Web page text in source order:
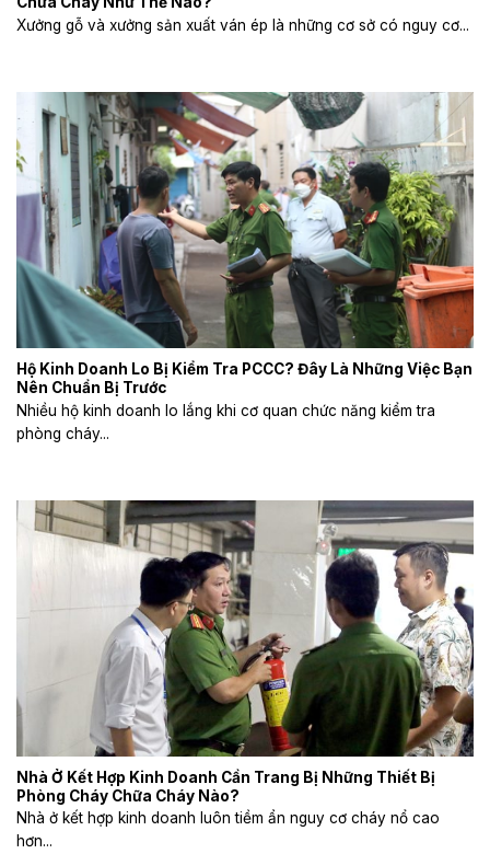
Xưởng gỗ và xưởng sản xuất ván ép là những cơ sở có nguy cơ...
Hộ Kinh Doanh Lo Bị Kiểm Tra PCCC? Đây Là Những Việc Bạn
Nên Chuẩn Bị Trước
Nhiều hộ kinh doanh lo lắng khi cơ quan chức năng kiểm tra
phòng cháy...
Nhà Ở Kết Hợp Kinh Doanh Cần Trang Bị Những Thiết Bị
Phòng Cháy Chữa Cháy Nào?
Nhà ở kết hợp kinh doanh luôn tiềm ẩn nguy cơ cháy nổ cao
hơn...